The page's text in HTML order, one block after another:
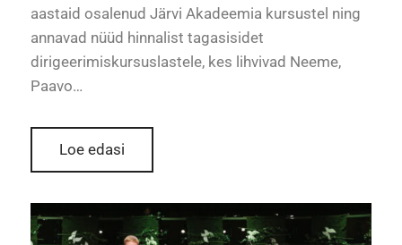
aastaid osalenud Järvi Akadeemia kursustel ning
annavad nüüd hinnalist tagasisidet
dirigeerimiskursuslastele, kes lihvivad Neeme,
Paavo…
Loe edasi